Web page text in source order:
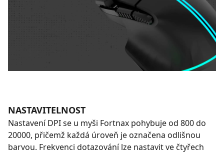
NASTAVITELNOST
Nastavení DPI se u myši Fortnax pohybuje od 800 do
20000, přičemž každá úroveň je označena odlišnou
barvou. Frekvenci dotazování lze nastavit ve čtyřech